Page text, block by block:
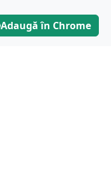
Adaugă în Chrome